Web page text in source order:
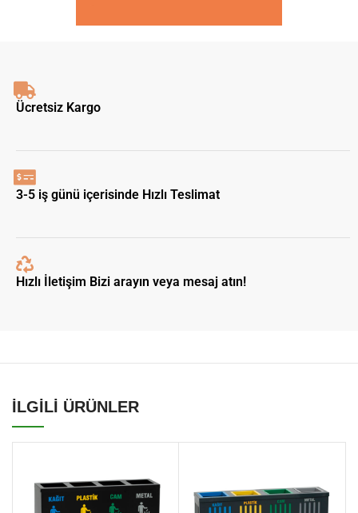
Ücretsiz Kargo
3-5 iş günü içerisinde Hızlı Teslimat
Hızlı İletişim Bizi arayın veya mesaj atın!
İLGİLİ ÜRÜNLER